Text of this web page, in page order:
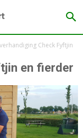
Check Fyftjin
en fierder